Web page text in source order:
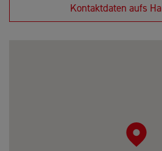
Kontaktdaten aufs